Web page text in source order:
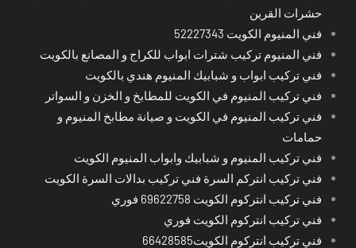
حشرات القرين
فني المنيوم الكويت 52227343
فني المنيوم تركيب شترات ابواب للكراج و المصانع بالكويت
فني تركيب ابواب و شبابيك المنيوم هندي بالكويت
فني تركيب المنيوم في الكويت للمطابخ و الخزن و السواتر
فني تركيب المنيوم في الكويت و صيانة مطابخ المنيوم و
حمامات
فني تركيب المنيوم و شبابيك وابواب المنيوم الكويت
فني تركيب انتركم السرة فني تركيب بدالات السرة الكويت
فني تركيب انتركوم الكويت 69622758 فوري
فني تركيب انتركوم الكويت فوري
فني تركيب انتركوم الكويت66428585